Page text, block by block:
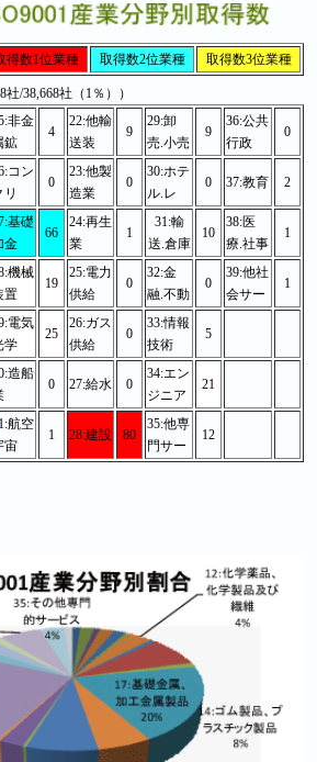
得数1位業種 取得数2位業種 取得数3位業種
社/38,668社（1％））
非金
鉱
4
22:他輸
送装
9
29:卸
売.小売
9
36:公共
行政
0
コン
リ
0
23:他製
造業
0
30:ホテ
ル.レ
0 37:教育 2
基礎
金
66
24:再生
業
1
31:輸
送.倉庫
10
38:医
療.社事
1
機械
置
19
25:電力
供給
0
32:金
融.不動
0
39:他社
会サー
1
電気
学
25
26:ガス
供給
0
33:情報
技術
5
造船
0 27:給水 0
34:エン
ジニア
21
航空
宙
1 28:建設 80
35:他専
門サー
12